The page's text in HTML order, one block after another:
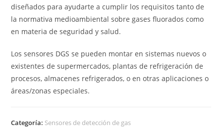
diseñados para ayudarte a cumplir los requisitos tanto de
la normativa medioambiental sobre gases fluorados como
en materia de seguridad y salud.
Los sensores DGS se pueden montar en sistemas nuevos o
existentes de supermercados, plantas de refrigeración de
procesos, almacenes refrigerados, o en otras aplicaciones o
áreas/zonas especiales.
Categoría: Sensores de detección de gas